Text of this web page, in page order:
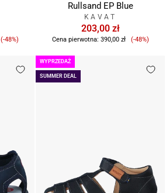
Cena
(-48%)
Rullsand EP Blue
KAVAT
203,00 zł
Cena pierwotna: 390,00 zł
Cena
(-48%)
SUMMER DEAL
WYPRZEDAŻ